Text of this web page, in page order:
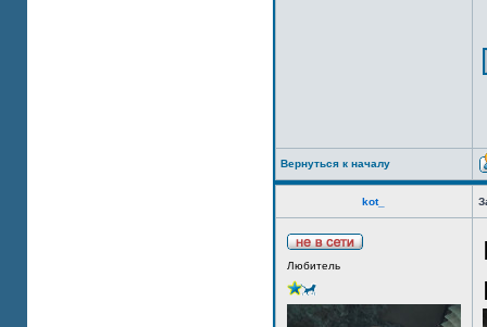
Вернуться к началу
kot_
Любитель